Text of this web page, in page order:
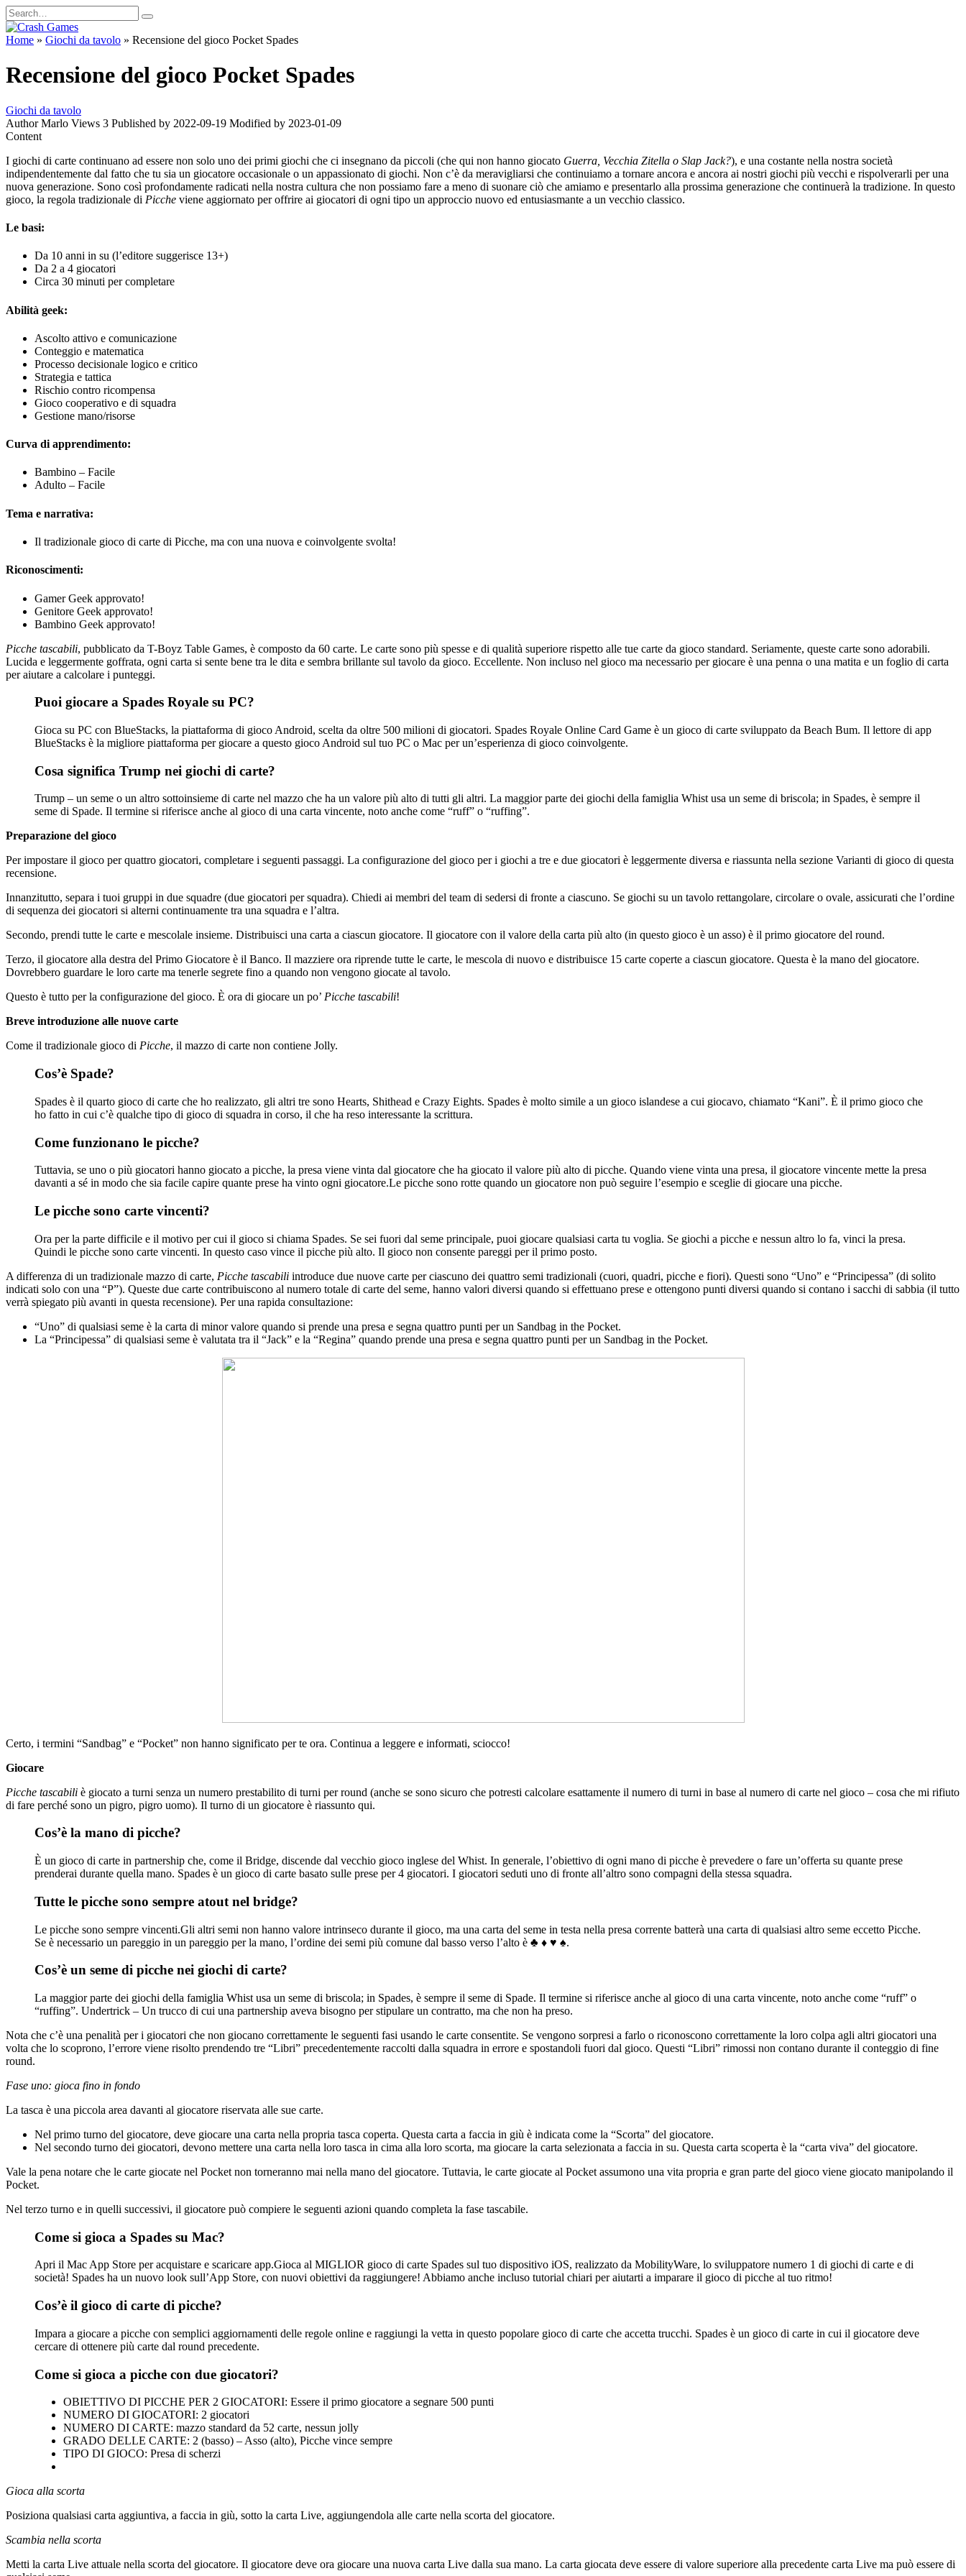
Skip
to
content
Search
for:
Home » Giochi da tavolo » Recensione del gioco Pocket Spades
Recensione del gioco Pocket Spades
Giochi da tavolo
Author Marlo Views 3 Published by 2022-09-19 Modified by 2023-01-09
Content
I giochi di carte continuano ad essere non solo uno dei primi giochi che ci insegnano da piccoli (che qui non hanno giocato Guerra, Vecchia Zitella o Slap Jack?), e una costante nella nostra società
indipendentemente dal fatto che tu sia un giocatore occasionale o un appassionato di giochi. Non c’è da meravigliarsi che continuiamo a tornare ancora e ancora ai nostri giochi più vecchi e rispolverarli per una
nuova generazione. Sono così profondamente radicati nella nostra cultura che non possiamo fare a meno di suonare ciò che amiamo e presentarlo alla prossima generazione che continuerà la tradizione. In questo
gioco, la regola tradizionale di Picche viene aggiornato per offrire ai giocatori di ogni tipo un approccio nuovo ed entusiasmante a un vecchio classico.
Le basi:
Da 10 anni in su (l’editore suggerisce 13+)
Da 2 a 4 giocatori
Circa 30 minuti per completare
Abilità geek:
Ascolto attivo e comunicazione
Conteggio e matematica
Processo decisionale logico e critico
Strategia e tattica
Rischio contro ricompensa
Gioco cooperativo e di squadra
Gestione mano/risorse
Curva di apprendimento:
Bambino – Facile
Adulto – Facile
Tema e narrativa:
Il tradizionale gioco di carte di Picche, ma con una nuova e coinvolgente svolta!
Riconoscimenti:
Gamer Geek approvato!
Genitore Geek approvato!
Bambino Geek approvato!
Picche tascabili, pubblicato da T-Boyz Table Games, è composto da 60 carte. Le carte sono più spesse e di qualità superiore rispetto alle tue carte da gioco standard. Seriamente, queste carte sono adorabili.
Lucida e leggermente goffrata, ogni carta si sente bene tra le dita e sembra brillante sul tavolo da gioco. Eccellente. Non incluso nel gioco ma necessario per giocare è una penna o una matita e un foglio di carta
per aiutare a calcolare i punteggi.
Puoi giocare a Spades Royale su PC?
Gioca su PC con BlueStacks, la piattaforma di gioco Android, scelta da oltre 500 milioni di giocatori. Spades Royale Online Card Game è un gioco di carte sviluppato da Beach Bum. Il lettore di app
BlueStacks è la migliore piattaforma per giocare a questo gioco Android sul tuo PC o Mac per un’esperienza di gioco coinvolgente.
Cosa significa Trump nei giochi di carte?
Trump – un seme o un altro sottoinsieme di carte nel mazzo che ha un valore più alto di tutti gli altri. La maggior parte dei giochi della famiglia Whist usa un seme di briscola; in Spades, è sempre il
seme di Spade. Il termine si riferisce anche al gioco di una carta vincente, noto anche come “ruff” o “ruffing”.
Preparazione del gioco
Per impostare il gioco per quattro giocatori, completare i seguenti passaggi. La configurazione del gioco per i giochi a tre e due giocatori è leggermente diversa e riassunta nella sezione Varianti di gioco di questa
recensione.
Innanzitutto, separa i tuoi gruppi in due squadre (due giocatori per squadra). Chiedi ai membri del team di sedersi di fronte a ciascuno. Se giochi su un tavolo rettangolare, circolare o ovale, assicurati che l’ordine
di sequenza dei giocatori si alterni continuamente tra una squadra e l’altra.
Secondo, prendi tutte le carte e mescolale insieme. Distribuisci una carta a ciascun giocatore. Il giocatore con il valore della carta più alto (in questo gioco è un asso) è il primo giocatore del round.
Terzo, il giocatore alla destra del Primo Giocatore è il Banco. Il mazziere ora riprende tutte le carte, le mescola di nuovo e distribuisce 15 carte coperte a ciascun giocatore. Questa è la mano del giocatore.
Dovrebbero guardare le loro carte ma tenerle segrete fino a quando non vengono giocate al tavolo.
Questo è tutto per la configurazione del gioco. È ora di giocare un po’ Picche tascabili!
Breve introduzione alle nuove carte
Come il tradizionale gioco di Picche, il mazzo di carte non contiene Jolly.
Cos’è Spade?
Spades è il quarto gioco di carte che ho realizzato, gli altri tre sono Hearts, Shithead e Crazy Eights. Spades è molto simile a un gioco islandese a cui giocavo, chiamato “Kani”. È il primo gioco che
ho fatto in cui c’è qualche tipo di gioco di squadra in corso, il che ha reso interessante la scrittura.
Come funzionano le picche?
Tuttavia, se uno o più giocatori hanno giocato a picche, la presa viene vinta dal giocatore che ha giocato il valore più alto di picche. Quando viene vinta una presa, il giocatore vincente mette la presa
davanti a sé in modo che sia facile capire quante prese ha vinto ogni giocatore.Le picche sono rotte quando un giocatore non può seguire l’esempio e sceglie di giocare una picche.
Le picche sono carte vincenti?
Ora per la parte difficile e il motivo per cui il gioco si chiama Spades. Se sei fuori dal seme principale, puoi giocare qualsiasi carta tu voglia. Se giochi a picche e nessun altro lo fa, vinci la presa.
Quindi le picche sono carte vincenti. In questo caso vince il picche più alto. Il gioco non consente pareggi per il primo posto.
A differenza di un tradizionale mazzo di carte, Picche tascabili introduce due nuove carte per ciascuno dei quattro semi tradizionali (cuori, quadri, picche e fiori). Questi sono “Uno” e “Principessa” (di solito
indicati solo con una “P”). Queste due carte contribuiscono al numero totale di carte del seme, hanno valori diversi quando si effettuano prese e ottengono punti diversi quando si contano i sacchi di sabbia (il tutto
verrà spiegato più avanti in questa recensione). Per una rapida consultazione:
“Uno” di qualsiasi seme è la carta di minor valore quando si prende una presa e segna quattro punti per un Sandbag in the Pocket.
La “Principessa” di qualsiasi seme è valutata tra il “Jack” e la “Regina” quando prende una presa e segna quattro punti per un Sandbag in the Pocket.
Certo, i termini “Sandbag” e “Pocket” non hanno significato per te ora. Continua a leggere e informati, sciocco!
Giocare
Picche tascabili è giocato a turni senza un numero prestabilito di turni per round (anche se sono sicuro che potresti calcolare esattamente il numero di turni in base al numero di carte nel gioco – cosa che mi rifiuto
di fare perché sono un pigro, pigro uomo). Il turno di un giocatore è riassunto qui.
Cos’è la mano di picche?
È un gioco di carte in partnership che, come il Bridge, discende dal vecchio gioco inglese del Whist. In generale, l’obiettivo di ogni mano di picche è prevedere o fare un’offerta su quante prese
prenderai durante quella mano. Spades è un gioco di carte basato sulle prese per 4 giocatori. I giocatori seduti uno di fronte all’altro sono compagni della stessa squadra.
Tutte le picche sono sempre atout nel bridge?
Le picche sono sempre vincenti.Gli altri semi non hanno valore intrinseco durante il gioco, ma una carta del seme in testa nella presa corrente batterà una carta di qualsiasi altro seme eccetto Picche.
Se è necessario un pareggio in un pareggio per la mano, l’ordine dei semi più comune dal basso verso l’alto è ♣ ♦ ♥ ♠.
Cos’è un seme di picche nei giochi di carte?
La maggior parte dei giochi della famiglia Whist usa un seme di briscola; in Spades, è sempre il seme di Spade. Il termine si riferisce anche al gioco di una carta vincente, noto anche come “ruff” o
“ruffing”. Undertrick – Un trucco di cui una partnership aveva bisogno per stipulare un contratto, ma che non ha preso.
Nota che c’è una penalità per i giocatori che non giocano correttamente le seguenti fasi usando le carte consentite. Se vengono sorpresi a farlo o riconoscono correttamente la loro colpa agli altri giocatori una
volta che lo scoprono, l’errore viene risolto prendendo tre “Libri” precedentemente raccolti dalla squadra in errore e spostandoli fuori dal gioco. Questi “Libri” rimossi non contano durante il conteggio di fine
round.
Fase uno: gioca fino in fondo
La tasca è una piccola area davanti al giocatore riservata alle sue carte.
Nel primo turno del giocatore, deve giocare una carta nella propria tasca coperta. Questa carta a faccia in giù è indicata come la “Scorta” del giocatore.
Nel secondo turno dei giocatori, devono mettere una carta nella loro tasca in cima alla loro scorta, ma giocare la carta selezionata a faccia in su. Questa carta scoperta è la “carta viva” del giocatore.
Vale la pena notare che le carte giocate nel Pocket non torneranno mai nella mano del giocatore. Tuttavia, le carte giocate al Pocket assumono una vita propria e gran parte del gioco viene giocato manipolando il
Pocket.
Nel terzo turno e in quelli successivi, il giocatore può compiere le seguenti azioni quando completa la fase tascabile.
Come si gioca a Spades su Mac?
Apri il Mac App Store per acquistare e scaricare app.Gioca al MIGLIOR gioco di carte Spades sul tuo dispositivo iOS, realizzato da MobilityWare, lo sviluppatore numero 1 di giochi di carte e di
società! Spades ha un nuovo look sull’App Store, con nuovi obiettivi da raggiungere! Abbiamo anche incluso tutorial chiari per aiutarti a imparare il gioco di picche al tuo ritmo!
Cos’è il gioco di carte di picche?
Impara a giocare a picche con semplici aggiornamenti delle regole online e raggiungi la vetta in questo popolare gioco di carte che accetta trucchi. Spades è un gioco di carte in cui il giocatore deve
cercare di ottenere più carte dal round precedente.
Come si gioca a picche con due giocatori?
OBIETTIVO DI PICCHE PER 2 GIOCATORI: Essere il primo giocatore a segnare 500 punti
NUMERO DI GIOCATORI: 2 giocatori
NUMERO DI CARTE: mazzo standard da 52 carte, nessun jolly
GRADO DELLE CARTE: 2 (basso) – Asso (alto), Picche vince sempre
TIPO DI GIOCO: Presa di scherzi
Gioca alla scorta
Posiziona qualsiasi carta aggiuntiva, a faccia in giù, sotto la carta Live, aggiungendola alle carte nella scorta del giocatore.
Scambia nella scorta
Metti la carta Live attuale nella scorta del giocatore. Il giocatore deve ora giocare una nuova carta Live dalla sua mano. La carta giocata deve essere di valore superiore alla precedente carta Live ma può essere di